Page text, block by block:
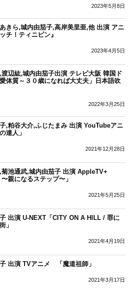
2023年5月8日
きら,城内由茄子,高岸美里亜,他 出演 アニ
チ！ティニピン』
2023年4月5日
辺紘,城内由茄子出演 テレビ大阪 韓国ド
体質～３０歳になれば大丈夫」日本語吹
2022年3月25日
,粕谷大介,ふじたまみ 出演 YouTubeアニ
達人」
2021年12月28日
菊池通武,城内由茄子 出演 AppleTV+
〜親になるステップ〜」
2021年5月25日
出演 U-NEXT「CITY ON A HILL / 罪に
」
2021年4月19日
出演 TVアニメ 「魔道祖師」
2021年3月17日